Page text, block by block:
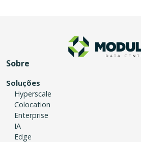
Sobre
Soluções
Hyperscale
Colocation
Enterprise
IA
Edge